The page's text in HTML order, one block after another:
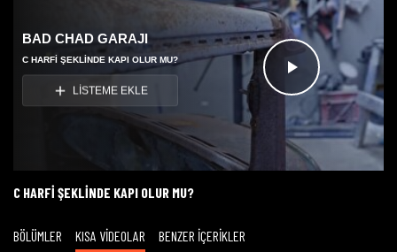
Videoyu
Oynat
BAD CHAD GARAJI
C HARFI ŞEKLINDE KAPI OLUR MU?
LİSTEME EKLE
C HARFI ŞEKLINDE KAPI OLUR MU?
BÖLÜMLER KISA VİDEOLAR BENZER İÇERİKLER